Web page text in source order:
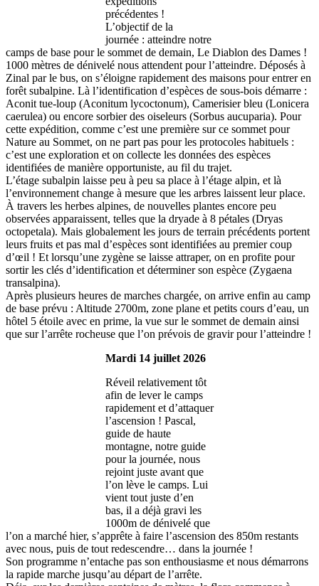
précédentes !
L’objectif de la
journée : atteindre notre
camps de base pour le sommet de demain, Le Diablon des Dames !
1000 mètres de dénivelé nous attendent pour l’atteindre. Déposés à
Zinal par le bus, on s’éloigne rapidement des maisons pour entrer en
forêt subalpine. Là l’identification d’espèces de sous-bois démarre :
Aconit tue-loup (Aconitum lycoctonum), Camerisier bleu (Lonicera
caerulea) ou encore sorbier des oiseleurs (Sorbus aucuparia). Pour
cette expédition, comme c’est une première sur ce sommet pour
Nature au Sommet, on ne part pas pour les protocoles habituels :
c’est une exploration et on collecte les données des espèces
identifiées de manière opportuniste, au fil du trajet.
L’étage subalpin laisse peu à peu sa place à l’étage alpin, et là
l’environnement change à mesure que les arbres laissent leur place.
À travers les herbes alpines, de nouvelles plantes encore peu
observées apparaissent, telles que la dryade à 8 pétales (Dryas
octopetala). Mais globalement les jours de terrain précédents portent
leurs fruits et pas mal d’espèces sont identifiées au premier coup
d’œil ! Et lorsqu’une zygène se laisse attraper, on en profite pour
sortir les clés d’identification et déterminer son espèce (Zygaena
transalpina).
Après plusieurs heures de marches chargée, on arrive enfin au camp
de base prévu : Altitude 2700m, zone plane et petits cours d’eau, un
hôtel 5 étoile avec en prime, la vue sur le sommet de demain ainsi
que sur l’arrête rocheuse que l’on prévois de gravir pour l’atteindre !
Mardi 14 juillet 2026
Réveil relativement tôt
afin de lever le camps
rapidement et d’attaquer
l’ascension ! Pascal,
guide de haute
montagne, notre guide
pour la journée, nous
rejoint juste avant que
l’on lève le camps. Lui
vient tout juste d’en
bas, il a déjà gravi les
1000m de dénivelé que
l’on a marché hier, s’apprête à faire l’ascension des 850m restants
avec nous, puis de tout redescendre… dans la journée !
Son programme n’entache pas son enthousiasme et nous démarrons
la rapide marche jusqu’au départ de l’arrête.